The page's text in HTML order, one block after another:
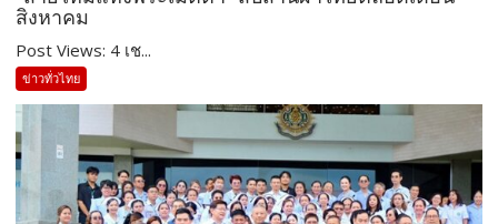
สิงหาคม
Post Views: 4 เช...
ข่าวทั่วไทย